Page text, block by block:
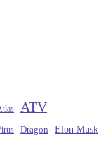
ATV
Dragon Elon Musk